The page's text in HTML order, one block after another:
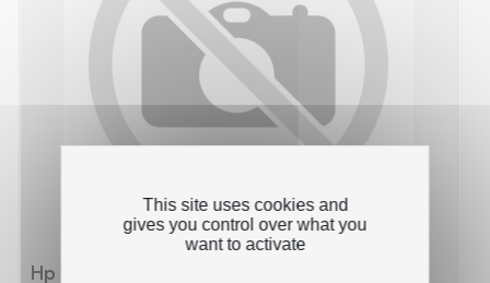
Hp 130A - Pack x 4 Toner 'Gamme PRO'
This site uses cookies and
gives you control over what you
want to activate